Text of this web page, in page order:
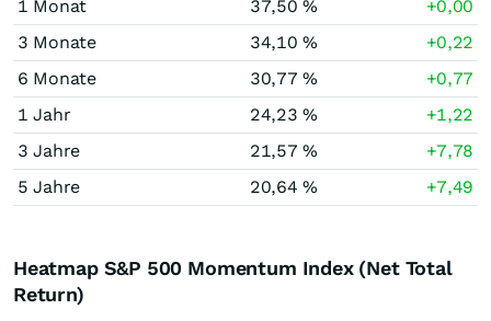
1 Monat 37,50 %
+0,00
3 Monate
34,10 %
+0,22
6 Monate
30,77 %
+0,77
1 Jahr
24,23 %
+1,22
3 Jahre
21,57 %
+7,78
5 Jahre
20,64 % +7,49
Heatmap S&P 500 Momentum Index (Net Total
Return)